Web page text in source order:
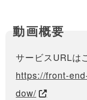
サービスURLは
https://front-
dow/